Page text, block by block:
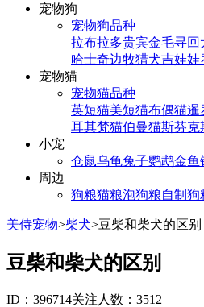
宠物狗
宠物狗品种
拉布拉多贵宾金毛寻回
哈士奇边牧猎犬吉娃娃
宠物猫
宠物猫品种
英短猫美短猫布偶猫暹
耳其梵猫伯曼猫斯芬克
小宠
仓鼠乌龟兔子鹦鹉金鱼
周边
狗粮猫粮泡狗粮自制狗
美侍宠物>柴犬>豆柴和柴犬的区别
豆柴和柴犬的区别
ID：396714关注人数：3512